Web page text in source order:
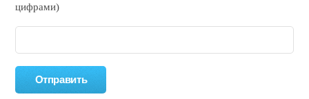
цифрами)